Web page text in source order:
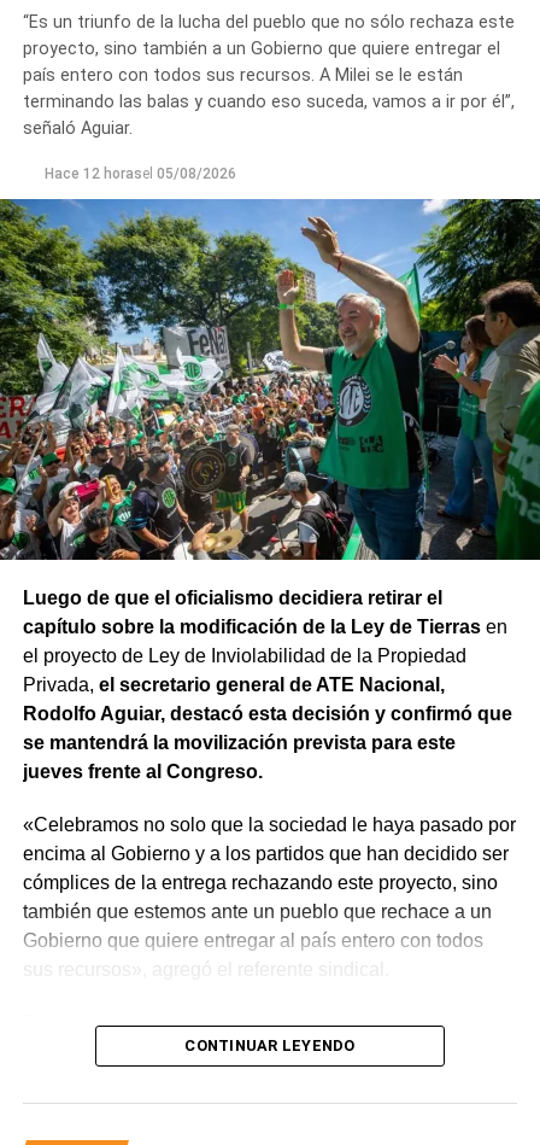
“Es un triunfo de la lucha del pueblo que no sólo rechaza este
proyecto, sino también a un Gobierno que quiere entregar el
país entero con todos sus recursos. A Milei se le están
terminando las balas y cuando eso suceda, vamos a ir por él”,
señaló Aguiar.
Hace 12 horasel 05/08/2026
Luego de que el oficialismo decidiera retirar el
capítulo sobre la modificación de la Ley de Tierrasen
el proyecto de Ley de Inviolabilidad de la Propiedad
Privada, el secretario general de ATE Nacional,
Rodolfo Aguiar, destacó esta decisión y confirmó que
se mantendrá la movilización prevista para este
jueves frente al Congreso.
«Celebramos no solo que la sociedad le haya pasado por
encima al Gobierno y a los partidos que han decidido ser
cómplices de la entrega rechazando este proyecto, sino
también que estemos ante un pueblo que rechace a un
Gobierno que quiere entregar al país entero con todos
sus recursos», agregó el referente sindical.
En referencia a la movilización prevista para el jueves,
apuntó que «a Milei se le están terminando las balas y
movilizar para seguir repudiando a los senadores han
tergiversado su representación, porque debieran impulsar
CONTINUAR LEYENDO